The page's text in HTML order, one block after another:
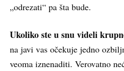
„odrezati“ pa šta bude.
Ukoliko ste u snu videli
na javi vas očekuje jedno
veoma iznenaditi. Verovatno